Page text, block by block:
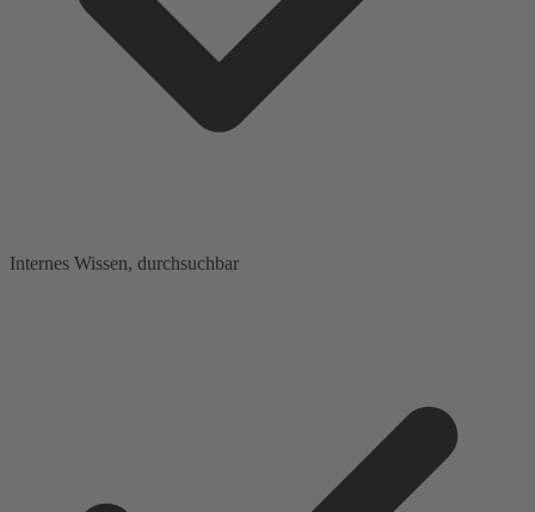
Internes Wissen, durchsuchbar